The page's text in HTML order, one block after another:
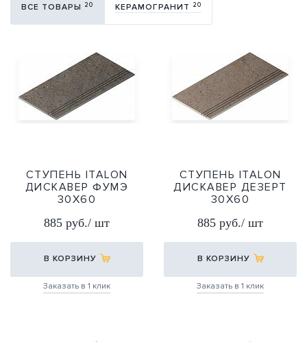
ВСЕ ТОВАРЫ 20 КЕРАМОГРАНИТ 20
СТУПЕНЬ ITALON
ДИСКАВЕР ФУМЭ
30Х60
885 руб./ шт
В КОРЗИНУ
Заказать в 1 клик
СТУПЕНЬ ITALON
ДИСКАВЕР ДЕЗЕРТ
30Х60
885 руб./ шт
В КОРЗИНУ
Заказать в 1 клик